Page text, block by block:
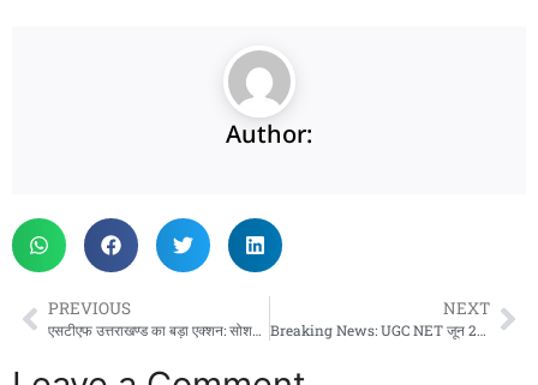
Author:
PREVIOUS
एसटीएफ उत्तराखण्ड का बड़ा एक्शन: सोशल मीडिया पर कट्टरपंथी एवं राष्ट्रविरोधी गतिविधियों में लिप्त व्यक्ति गिरफ्तार
NEXT
Breaking News: UGC NET जून 2026 की 22 से 30 जून तक होगी परीक्षा, ऐसे डाउनलोड करें एडमिट कार्ड